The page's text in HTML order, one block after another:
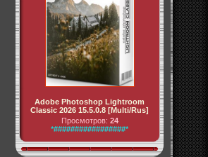
Adobe Photoshop Lightroom
Classic 2026 15.5.0.8 [Multi/Rus]
Просмотров: 24
*#################*